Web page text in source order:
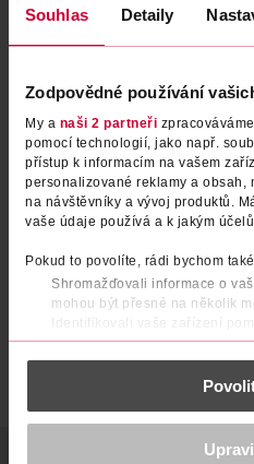
Souhlas Detaily
Zodpovědné používání
My a naši 2 partneři
pomocí technologií, jako např.
přístup k informacím na vašem
personalizované reklamy a obsah,
na návštěvníky a vývoj produktů.
vaše údaje používá a k jakým
Pokud to povolíte, rádi bychom
Shromažďovali informace o
mohou být přesné na několik
Identifikovali vaše zařízení
konkrétní charakteristiky (otisk
Zjistěte více o tom, jak
části s
K provozu stránek, personalizaci
médií, analýze návštěvnosti, které
Obsah se nám momentálně
SLOŽENÍ